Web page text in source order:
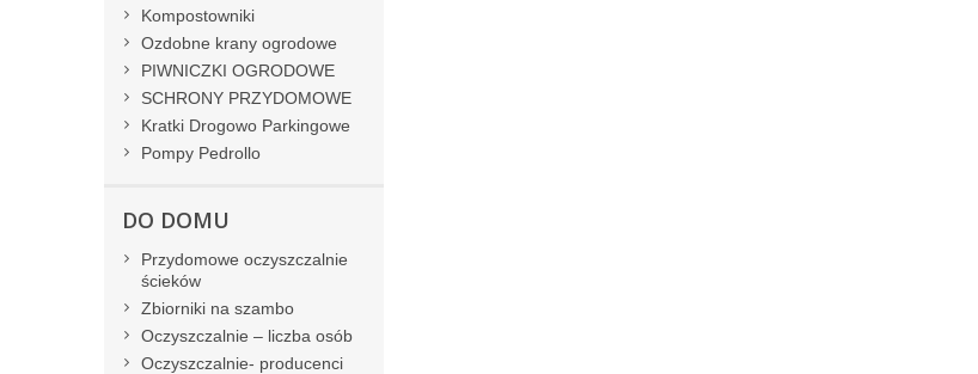
Kompostowniki
Ozdobne krany ogrodowe
PIWNICZKI OGRODOWE
SCHRONY PRZYDOMOWE
Kratki Drogowo Parkingowe
Pompy Pedrollo
DO DOMU
Przydomowe oczyszczalnie
ścieków
Zbiorniki na szambo
Oczyszczalnie – liczba osób
Oczyszczalnie- producenci